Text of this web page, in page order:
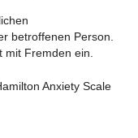
betroffenen Person.
mit Fremden ein.
Anxiety Scale